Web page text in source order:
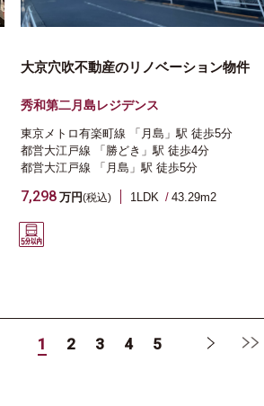
大京穴吹不動産のリノベーション物件
秀和第二月島レジデンス
東京メトロ有楽町線 「月島」駅 徒歩5分
都営大江戸線
「勝どき」駅 徒歩4分
都営大江戸線
「月島」駅 徒歩5分
7,298 万円(税込) 1LDK 43.29m2
1 2 3 4 5